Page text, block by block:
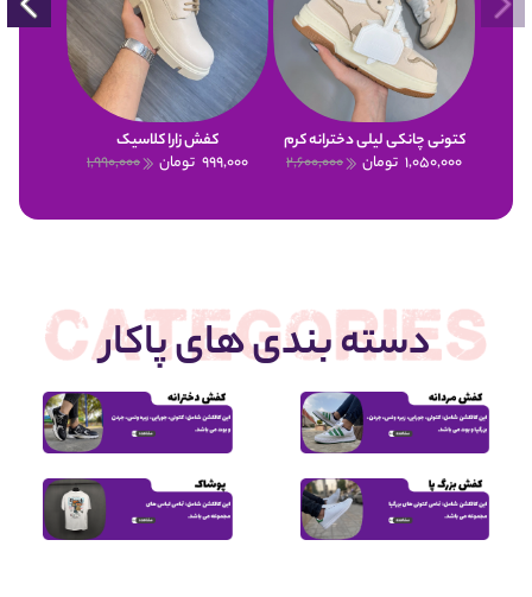
کتونی چانکی لیلی دخترانه کرم
1,050,000 تومان 2,600,000
کفش زارا کلاسیک
999,000 تومان 1,990,000
دسته بندی های پاکار